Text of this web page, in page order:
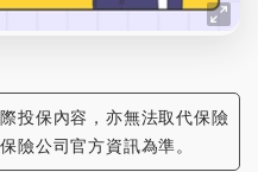
投保內容，亦無法取代保險
險公司官方資訊為準。